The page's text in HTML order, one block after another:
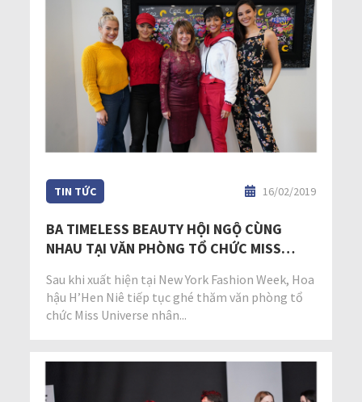
TIN TỨC 16/02/2019
BA TIMELESS BEAUTY HỘI NGỘ CÙNG
NHAU TẠI VĂN PHÒNG TỔ CHỨC MISS
Sau khi xuất hiện tại New York Fashion Week, Hoa
hậu H’Hen Niê tiếp tục ghé thăm văn phòng tổ
chức Miss Universe nhân...